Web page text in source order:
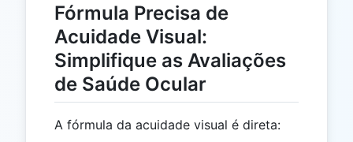
Fórmula Precisa de
Acuidade Visual:
Simplifique as Avaliações
de Saúde Ocular
A fórmula da acuidade visual é direta: